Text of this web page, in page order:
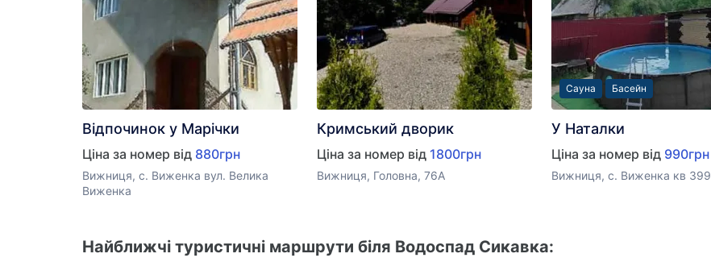
Відпочинок у Марічки
Ціна за номер від 880грн
Вижниця, с. Виженка вул. Велика
Виженка
Кримський дворик
Ціна за номер від 1800грн
Вижниця, Головна, 76А
Сауна Басейн
У Наталки
Ціна за номер від 990грн
Вижниця, с. Виженка кв 399
Найближчі туристичні маршрути біля Водоспад Сикавка: